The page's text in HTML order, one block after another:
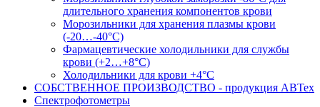
длительного хранения компонентов крови
Морозильники для хранения плазмы крови
(-20…-40°С)
Фармацевтические холодильники для службы
крови (+2…+8°С)
Холодильники для крови +4°С
СОБСТВЕННОЕ ПРОИЗВОДСТВО - продукция АВТех
Спектрофотометры